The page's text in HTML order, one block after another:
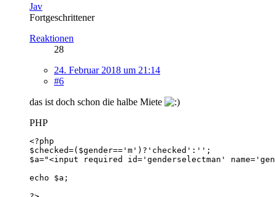
Jav
Fortgeschrittener
Reaktionen
28
24. Februar 2018 um 21:14
#6
das ist doch schon die halbe Miete
PHP